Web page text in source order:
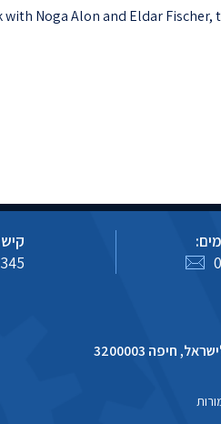
Noga Alon and Eldar Fischer,
חיפה 3200003